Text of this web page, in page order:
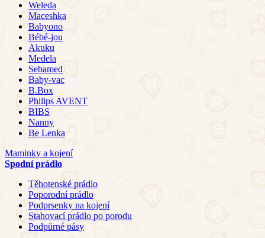
Weleda
Maceshka
Babyono
Bébé-jou
Akuku
Medela
Sebamed
Baby-vac
B.Box
Philips AVENT
BIBS
Nanny
Be Lenka
Maminky a kojení
Spodní prádlo
Těhotenské prádlo
Poporodní prádlo
Podprsenky na kojení
Stahovací prádlo po porodu
Podpůrné pásy